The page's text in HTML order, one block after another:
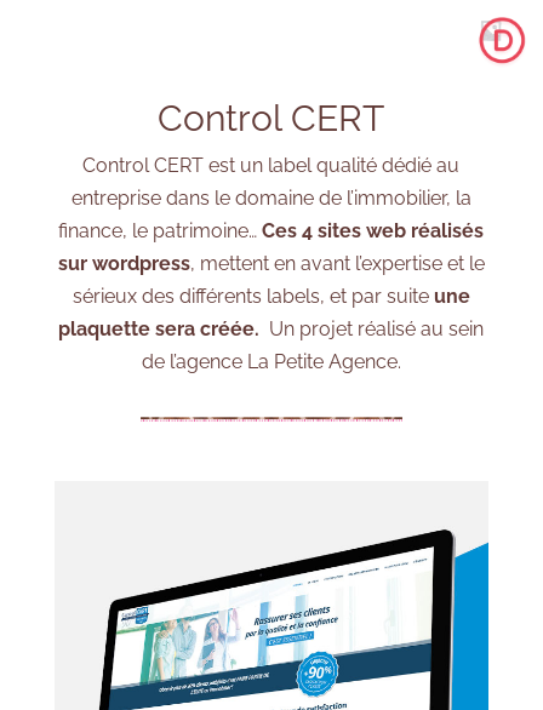
Control CERT
Control CERT est un label qualité dédié au
entreprise dans le domaine de l’immobilier, la
finance, le patrimoine…Ces 4 sites web réalisés
sur wordpress, mettent en avant l’expertise et le
sérieux des différents labels, et par suite une
plaquette sera créée. Un projet réalisé au sein
de l’agence La Petite Agence.